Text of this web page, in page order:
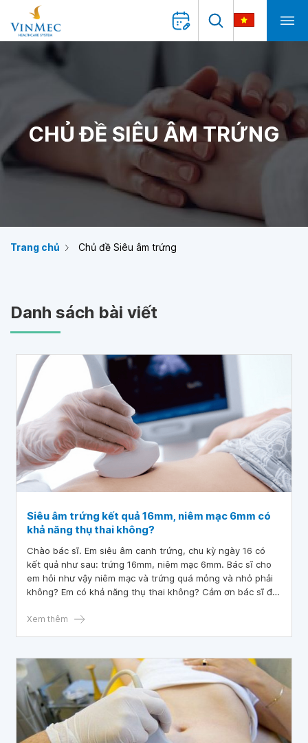
CHỦ ĐỀ SIÊU ÂM TRỨNG
Trang chủ Chủ đề Siêu âm trứng
Danh sách bài viết
Siêu âm trứng kết quả 16mm, niêm mạc 6mm có
khả năng thụ thai không?
Chào bác sĩ. Em siêu âm canh trứng, chu kỳ ngày 16 có
kết quả như sau: trứng 16mm, niêm mạc 6mm. Bác sĩ cho
em hỏi như vậy niêm mạc và trứng quá mỏng và nhỏ phải
không? Em có khả năng thụ thai không? Cảm ơn bác sĩ đã
Xem thêm